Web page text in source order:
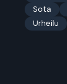
Sota
Urheilu